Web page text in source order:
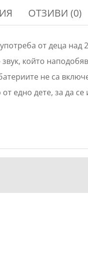
ОТЗИВИ (0)
от деца над
който
не са
едно дете, за да